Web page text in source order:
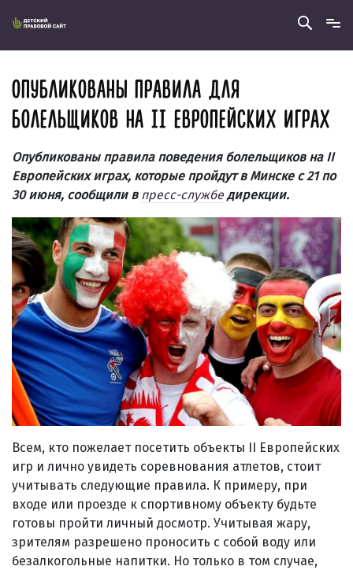
ОПУБЛИКОВАНЫ ПРАВИЛА ДЛЯ
БОЛЕЛЬЩИКОВ НА II ЕВРОПЕЙСКИХ ИГРАХ
Опубликованы правила поведения болельщиков на II
Европейских играх, которые пройдут в Минске с 21 по
30 июня, сообщили в пресс-службедирекции.
Всем, кто пожелает посетить объекты II Европейских
игр и лично увидеть соревнования атлетов, стоит
учитывать следующие правила. К примеру, при
входе или проезде к спортивному объекту будьте
готовы пройти личный досмотр. Учитывая жару,
зрителям разрешено проносить с собой воду или
безалкогольные напитки. Но только в том случае,